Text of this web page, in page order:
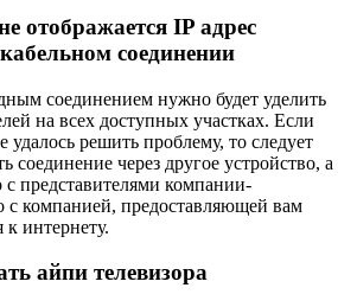
отображается IP адрес
соединении
соединением нужно будет уделить
на всех доступных участках. Если
удалось решить проблему, то следует
соединение через другое устройство, а
с представителями компании-
с компанией, предоставляющей вам
интернету.
айпи телевизора